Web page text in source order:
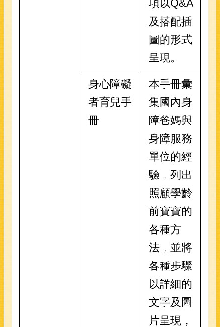
項以Q&A
及搭配插
圖的形式
呈現。
身心障礙
者育兒手
冊
本手冊彙
集國內身
障爸媽與
身障服務
單位的經
驗，列出
照顧學齡
前寶寶的
各種方
法，並將
各種步驟
以詳細的
文字及圖
片呈現，